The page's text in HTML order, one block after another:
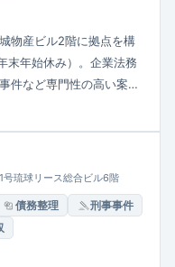
物産ビル2階に拠点を構
末年始休み）。企業法務
件など専門性の高い案件
対応を重視し、相談の流
スが良く、未来を見据え
琉球リース総合ビル6階
債務整理
刑事事件